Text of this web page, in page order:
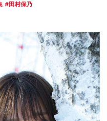
田村保乃